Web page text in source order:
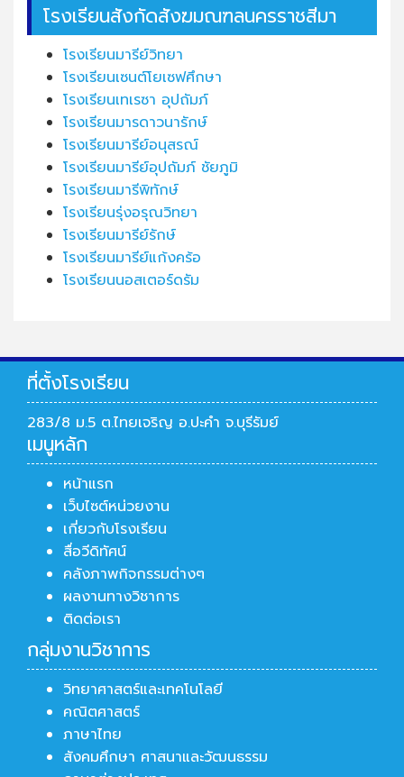
โรงเรียนสังกัดสังฆมณฑลนครราชสีมา
โรงเรียนมารีย์วิทยา
โรงเรียนเซนต์โยเซฟศึกษา
โรงเรียนเทเรซา อุปถัมภ์
โรงเรียนมารดาวนารักษ์
โรงเรียนมารีย์อนุสรณ์
โรงเรียนมารีย์อุปถัมภ์ ชัยภูมิ
โรงเรียนมารีพิทักษ์
โรงเรียนรุ่งอรุณวิทยา
โรงเรียนมารีย์รักษ์
โรงเรียนมารีย์แก้งคร้อ
โรงเรียนนอสเตอร์ดรัม
ที่ตั้งโรงเรียน
283/8 ม.5 ต.ไทยเจริญ อ.ปะคำ จ.บุรีรัมย์
เมนูหลัก
หน้าแรก
เว็บไซต์หน่วยงาน
เกี่ยวกับโรงเรียน
สื่อวีดิทัศน์
คลังภาพกิจกรรมต่างๆ
ผลงานทางวิชาการ
ติดต่อเรา
กลุ่มงานวิชาการ
วิทยาศาสตร์และเทคโนโลยี
คณิตศาสตร์
ภาษาไทย
สังคมศึกษา ศาสนาและวัฒนธรรม